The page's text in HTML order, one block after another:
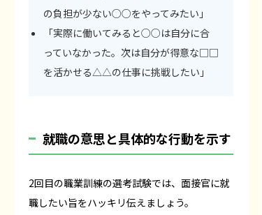
の負担が少ない○○をやってみたい」
「実際に働いてみると○○は自分に合
っていなかった。次は自分が得意な□□
を活かせる△△の仕事に挑戦したい」
就職の意思と具体的な行動を示す
2回目の職業訓練の選考試験では、面接官に就
職したい旨をハッキリ伝えましょう。